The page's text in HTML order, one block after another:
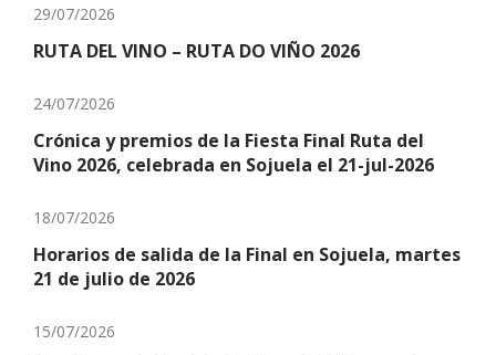
29/07/2026
RUTA DEL VINO – RUTA DO VIÑO 2026
24/07/2026
Crónica y premios de la Fiesta Final Ruta del
Vino 2026, celebrada en Sojuela el 21-jul-2026
18/07/2026
Horarios de salida de la Final en Sojuela, martes
21 de julio de 2026
15/07/2026